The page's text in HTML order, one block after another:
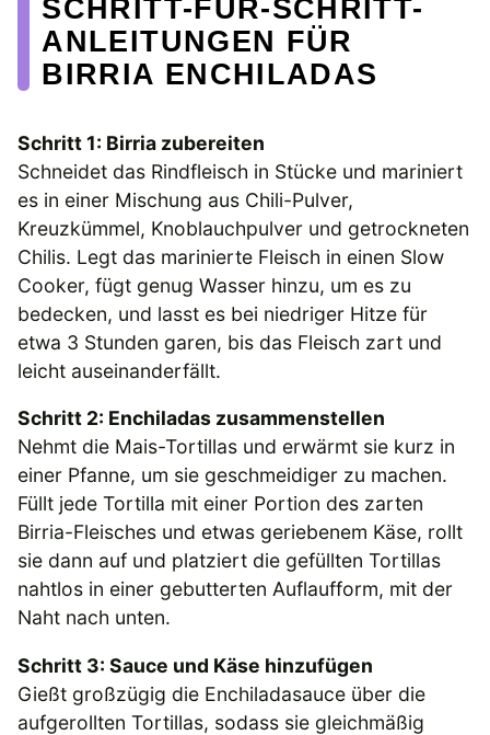
SCHRITT-FÜR-SCHRITT-
ANLEITUNGEN FÜR
BIRRIA ENCHILADAS
Schritt 1: Birria zubereiten
Schneidet das Rindfleisch in Stücke und mariniert
es in einer Mischung aus Chili-Pulver,
Kreuzkümmel, Knoblauchpulver und getrockneten
Chilis. Legt das marinierte Fleisch in einen Slow
Cooker, fügt genug Wasser hinzu, um es zu
bedecken, und lasst es bei niedriger Hitze für
etwa 3 Stunden garen, bis das Fleisch zart und
leicht auseinanderfällt.
Schritt 2: Enchiladas zusammenstellen
Nehmt die Mais-Tortillas und erwärmt sie kurz in
einer Pfanne, um sie geschmeidiger zu machen.
Füllt jede Tortilla mit einer Portion des zarten
Birria-Fleisches und etwas geriebenem Käse, rollt
sie dann auf und platziert die gefüllten Tortillas
nahtlos in einer gebutterten Auflaufform, mit der
Naht nach unten.
Schritt 3: Sauce und Käse hinzufügen
Gießt großzügig die Enchiladasauce über die
aufgerollten Tortillas, sodass sie gleichmäßig